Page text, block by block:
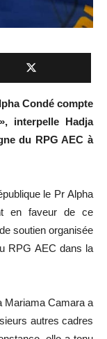
Condé compte
interpelle Hadja
du RPG AEC à
le Pr Alpha
en faveur de ce
soutien organisée
RPG AEC dans la
Mariama Camara a
autres cadres